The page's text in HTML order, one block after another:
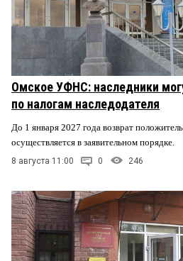
Омское УФНС: наследники
по налогам наследодателя
До 1 января 2027 года возврат
осуществляется в заявительном порядке.
8 августа 11:00 0 246